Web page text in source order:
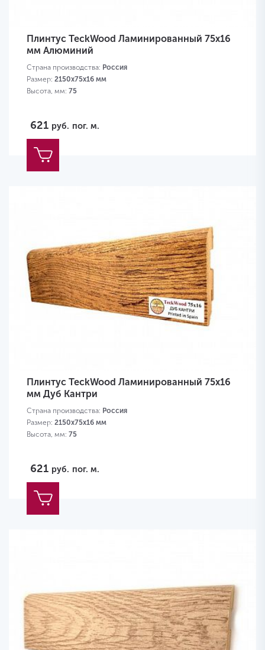
Плинтус TeckWood Ламинированный 75х16
мм Алюминий
Страна производства: Россия
Размер: 2150х75х16 мм
Высота, мм: 75
621 руб. пог. м.
Плинтус TeckWood Ламинированный 75х16
мм Дуб Кантри
Страна производства: Россия
Размер: 2150х75х16 мм
Высота, мм: 75
621 руб. пог. м.